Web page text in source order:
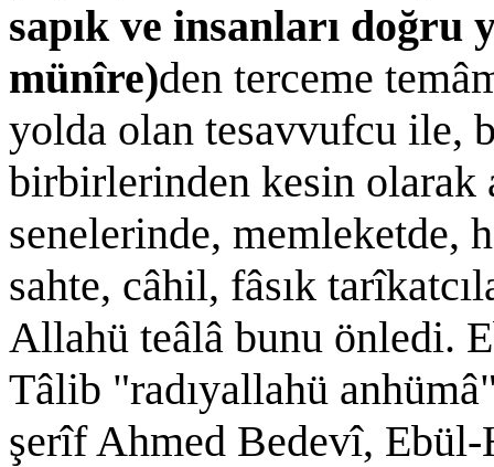
sapık ve insanları doğru
münîre)den terceme
yolda olan tesavvufcu ile,
birbirlerinden kesin olarak
senelerinde, memleketde,
sahte, câhil, fâsık
Allahü teâlâ bunu önledi.
Tâlib "radıyallahü
şerîf Ahmed Bedevî,